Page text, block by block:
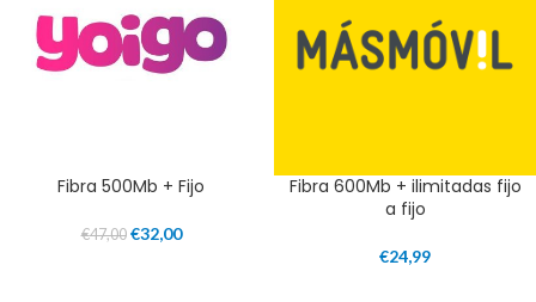
Fibra 500Mb + Fijo
€47,00 €32,00
Fibra 600Mb + ilimitadas fijo
a fijo
€24,99